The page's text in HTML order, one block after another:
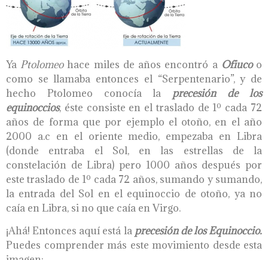
Ya Ptolomeohace miles de años encontró a Ofiucoo
como se llamaba entonces el “Serpentenario”, y de
hecho Ptolomeo conocía la precesión delos
equinoccios, éste consiste en el traslado de 1º cada 72
años de forma que por ejemplo el otoño, en el año
2000 a.c en el oriente medio, empezaba en Libra
(donde entraba el Sol, en las estrellas de la
constelación de Libra) pero 1000 años después por
este traslado de 1º cada 72 años, sumando y sumando,
la entrada del Sol en el equinoccio de otoño, ya no
caía en Libra, si no que caía en Virgo.
¡Ahá! Entonces aquí está la precesión de los Equinoccio.
Puedes comprender más este movimiento desde esta